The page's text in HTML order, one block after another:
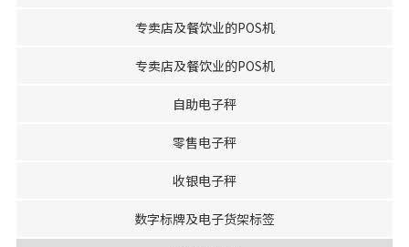
专卖店及餐饮业的POS机
专卖店及餐饮业的POS机
自助电子秤
零售电子秤
收银电子秤
数字标牌及电子货架标签